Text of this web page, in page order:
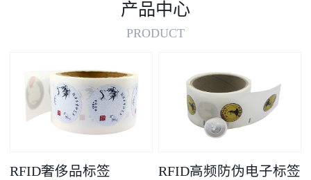
产品中心
PRODUCT
RFID奢侈品标签 RFID高频防伪电子标签